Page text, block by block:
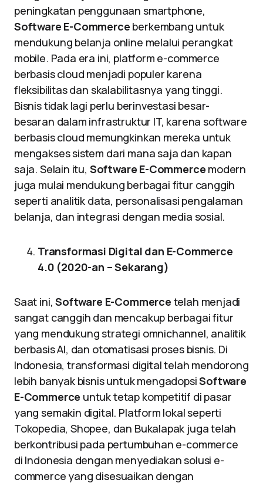
peningkatan penggunaan smartphone,
Software E-Commerce berkembang untuk
mendukung belanja online melalui perangkat
mobile. Pada era ini, platform e-commerce
berbasis cloud menjadi populer karena
fleksibilitas dan skalabilitasnya yang tinggi.
Bisnis tidak lagi perlu berinvestasi besar-
besaran dalam infrastruktur IT, karena software
berbasis cloud memungkinkan mereka untuk
mengakses sistem dari mana saja dan kapan
saja. Selain itu, Software E-Commerce modern
juga mulai mendukung berbagai fitur canggih
seperti analitik data, personalisasi pengalaman
belanja, dan integrasi dengan media sosial.
Transformasi Digital dan E-Commerce
4.0 (2020-an – Sekarang)
Saat ini,Software E-Commerce telah menjadi
sangat canggih dan mencakup berbagai fitur
yang mendukung strategi omnichannel, analitik
berbasis AI, dan otomatisasi proses bisnis. Di
Indonesia, transformasi digital telah mendorong
lebih banyak bisnis untuk mengadopsiSoftware
E-Commerce untuk tetap kompetitif di pasar
yang semakin digital. Platform lokal seperti
Tokopedia, Shopee, dan Bukalapak juga telah
berkontribusi pada pertumbuhan e-commerce
di Indonesia dengan menyediakan solusi e-
commerce yang disesuaikan dengan